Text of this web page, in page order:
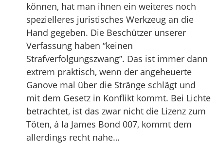
können, hat man ihnen ein weiteres noch
spezielleres juristisches Werkzeug an die
Hand gegeben. Die Beschützer unserer
Verfassung haben “keinen
Strafverfolgungszwang”. Das ist immer dann
extrem praktisch, wenn der angeheuerte
Ganove mal über die Stränge schlägt und
mit dem Gesetz in Konflikt kommt. Bei Lichte
betrachtet, ist das zwar nicht die Lizenz zum
Töten, á la James Bond 007, kommt dem
allerdings recht nahe…